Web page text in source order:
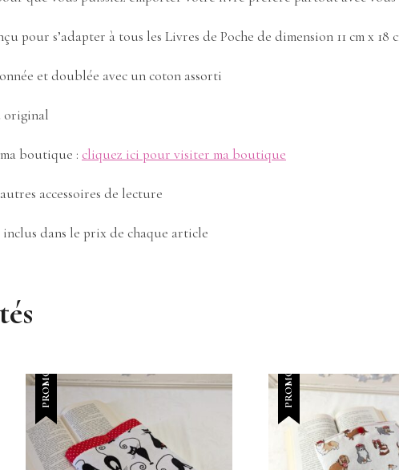
pour s’adapter à tous les Livres de Poche de dimension 11 cm x 18
et doublée avec un coton assorti
original
boutique : cliquez ici pour visiter ma boutique
accessoires de lecture
dans le prix de chaque article
PROMO ! PROMO !